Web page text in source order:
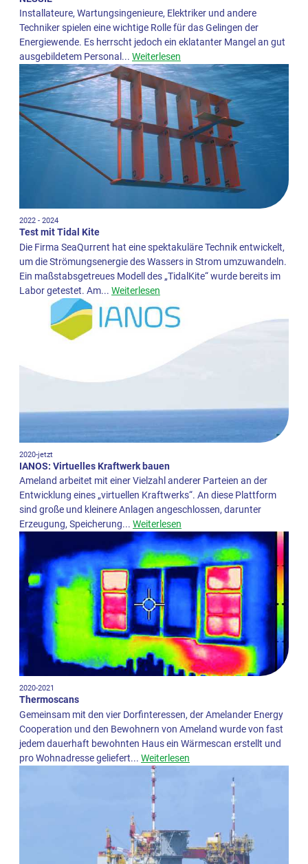
Installateure, Wartungsingenieure, Elektriker und andere
Techniker spielen eine wichtige Rolle für das Gelingen der
Energiewende. Es herrscht jedoch ein eklatanter Mangel an gut
ausgebildetem Personal... Weiterlesen
2022 - 2024
Test mit Tidal Kite
Die Firma SeaQurrent hat eine spektakuläre Technik entwickelt,
um die Strömungsenergie des Wassers in Strom umzuwandeln.
Ein maßstabsgetreues Modell des „TidalKite“ wurde bereits im
Labor getestet. Am... Weiterlesen
2020-jetzt
IANOS: Virtuelles Kraftwerk bauen
Ameland arbeitet mit einer Vielzahl anderer Parteien an der
Entwicklung eines „virtuellen Kraftwerks“. An diese Plattform
sind große und kleinere Anlagen angeschlossen, darunter
Erzeugung, Speicherung... Weiterlesen
2020-2021
Thermoscans
Gemeinsam mit den vier Dorfinteressen, der Amelander Energy
Cooperation und den Bewohnern von Ameland wurde von fast
jedem dauerhaft bewohnten Haus ein Wärmescan erstellt und
pro Wohnadresse geliefert... Weiterlesen